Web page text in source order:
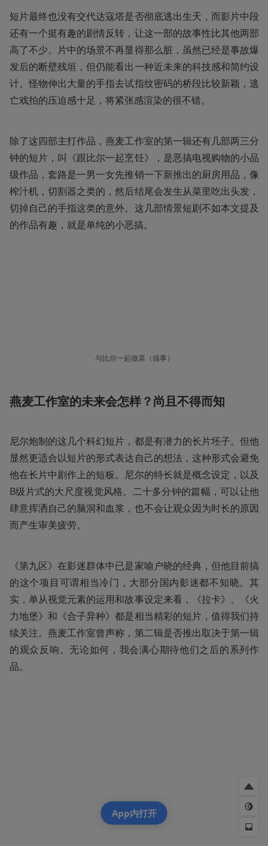
短片最终也没有交代达寇塔是否彻底逃出生天，而影片中段
还有一个挺有趣的剧情反转，让这一部的故事性比其他两部
高了不少。片中的场景不再显得那么脏，虽然已经是事故爆
发后的断壁残垣，但仍能看出一种近未来的科技感和简约设
计。怪物伸出大量的手指去试指纹密码的桥段比较新颖，逃
亡戏拍的压迫感十足，将紧张感渲染的很不错。
除了这四部主打作品，燕麦工作室的第一辑还有几部两三分
钟的短片，叫《跟比尔一起烹饪》，是恶搞电视购物的小品
级作品，套路是一男一女先推销一下新推出的厨房用品，像
榨汁机，切割器之类的，然后结尾会发生从菜里吃出头发，
切掉自己的手指这类的意外。这几部情景短剧不如本文提及
的作品有趣，就是单纯的小恶搞。
与比尔一起做菜（搞事）
燕麦工作室的未来会怎样？尚且不得而知
尼尔炮制的这几个科幻短片，都是有潜力的长片坯子。但他
显然更适合以短片的形式表达自己的想法，这种形式会避免
他在长片中剧作上的短板。尼尔的特长就是概念设定，以及
B级片式的大尺度视觉风格。二十多分钟的篇幅，可以让他
肆意挥洒自己的脑洞和血浆，也不会让观众因为时长的原因
而产生审美疲劳。
《第九区》在影迷群体中已是家喻户晓的经典，但他目前搞
的这个项目可谓相当冷门，大部分国内影迷都不知晓。其
实，单从视觉元素的运用和故事设定来看，《拉卡》、《火
力地堡》和《合子异种》都是相当精彩的短片，值得我们持
续关注。燕麦工作室曾声称，第二辑是否推出取决于第一辑
的观众反响。无论如何，我会满心期待他们之后的系列作
品。
App内打开